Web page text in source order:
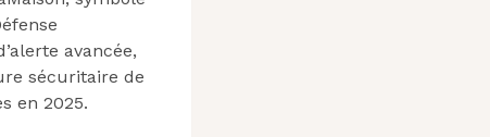
avancée,
sécuritaire de
en 2025.